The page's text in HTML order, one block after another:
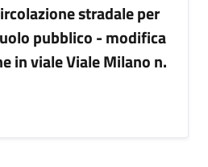
stradale per
pubblico - modifica
in viale Viale Milano n.